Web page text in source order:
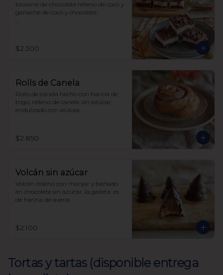
brownie de chocolate relleno de coco y
ganache de coco y chocolate.
sin soya
con harina de avena
$2.300
Rolls de Canela
Rollo de canela hecho con harina de
trigo, relleno de canela. sin azúcar,
endulzado con alulosa.
$2.850
Volcán sin azúcar
Volcán relleno con manjar y bañado
en chocolate sin azúcar, la galleta  es
de harina de avena.
$2.100
Tortas y tartas (disponible entrega